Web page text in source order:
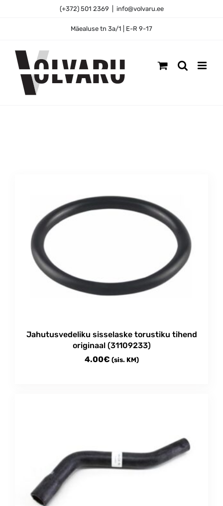
(+372) 501 2369 info@volvaru.ee
Mäealuse tn 3a/1 | E-R 9-17
Jahutusvedeliku sisselaske torustiku tihend
originaal (31109233)
4.00€ (sis. KM)